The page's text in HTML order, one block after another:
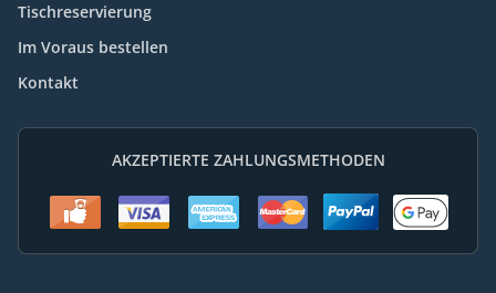
Tischreservierung
Im Voraus bestellen
Kontakt
AKZEPTIERTE ZAHLUNGSMETHODEN